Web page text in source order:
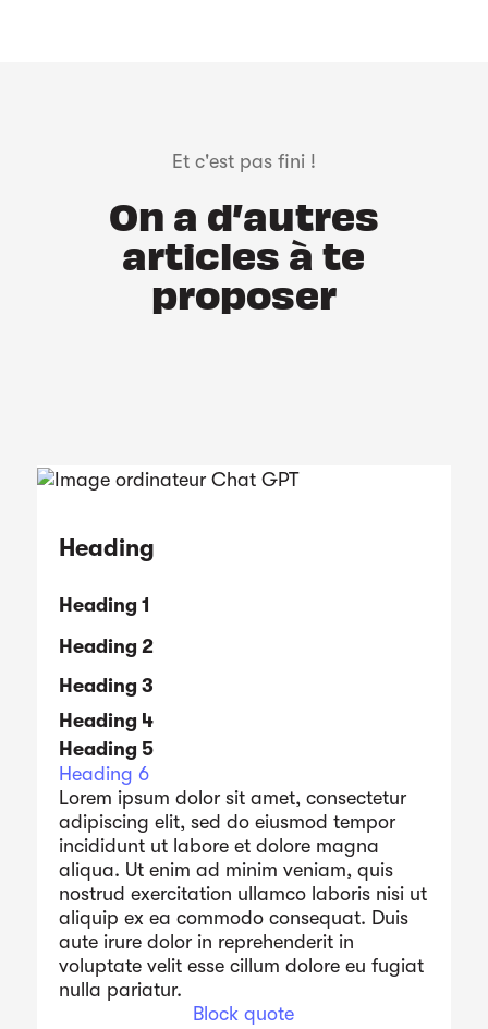
Et c'est pas fini !
On a d’autres
articles à te
proposer
Heading
Heading 1
Heading 2
Heading 3
Heading 4
Heading 5
Heading 6
Lorem ipsum dolor sit amet, consectetur
adipiscing elit, sed do eiusmod tempor
incididunt ut labore et dolore magna
aliqua. Ut enim ad minim veniam, quis
nostrud exercitation ullamco laboris nisi ut
aliquip ex ea commodo consequat. Duis
aute irure dolor in reprehenderit in
voluptate velit esse cillum dolore eu fugiat
nulla pariatur.
Block quote